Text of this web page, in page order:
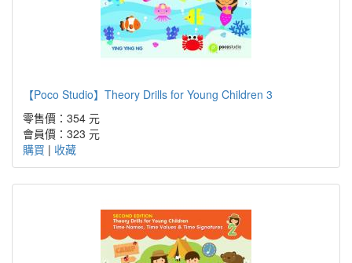
【Poco Studio】Theory Drills for Young Children 3
零售價：354 元
會員價：323 元
購買 | 收藏